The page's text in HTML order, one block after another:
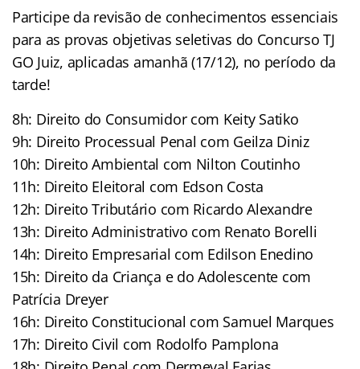
Participe da revisão de conhecimentos essenciais
para as provas objetivas seletivas do Concurso TJ
GO Juiz, aplicadas amanhã (17/12), no período da
tarde!
8h: Direito do Consumidor com Keity Satiko
9h: Direito Processual Penal com Geilza Diniz
10h: Direito Ambiental com Nilton Coutinho
11h: Direito Eleitoral com Edson Costa
12h: Direito Tributário com Ricardo Alexandre
13h: Direito Administrativo com Renato Borelli
14h: Direito Empresarial com Edilson Enedino
15h: Direito da Criança e do Adolescente com
Patrícia Dreyer
16h: Direito Constitucional com Samuel Marques
17h: Direito Civil com Rodolfo Pamplona